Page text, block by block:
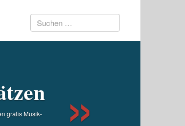
Suchen
gratis Musik-